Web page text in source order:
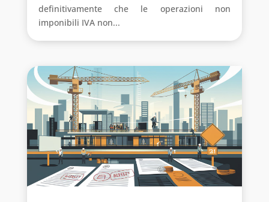
definitivamente che le operazioni non
imponibili IVA non...